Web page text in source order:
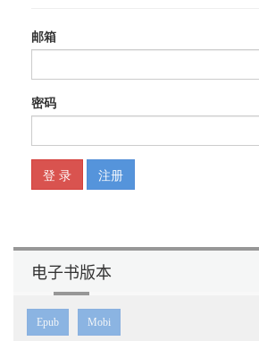
2.3.2 时序数据库22
2.3.3 开源分布式计算平台23
2.3.6 数据分析云服务33
2.4 小结34
. . . . . . . . . . . . . 35
3.1 Druid 架构概览35
3.2.2 Druid 总体架构41
3.2.3 基于DataSource 与Segment 的数据结构43
3.3 扩展系统45
3.3.1 主要的扩展45
3.3.2 下载与加载扩展46
3.4 实时节点47
电子书版本
Epub Mobi